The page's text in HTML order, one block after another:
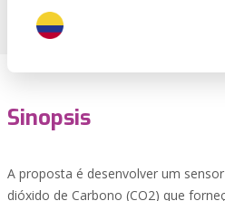
Sinopsis
A proposta é desenvolver um
dióxido de Carbono (CO2) que